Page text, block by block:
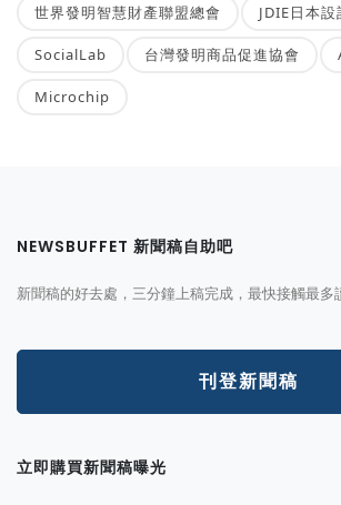
世界發明智慧財產聯盟總會 JDIE日本
SocialLab 台灣發明商品促進協會
Microchip
NEWSBUFFET 新聞稿自助吧
新聞稿的好去處，三分鐘上稿完成，最快接觸最多
刊登新聞稿
立即購買新聞稿曝光